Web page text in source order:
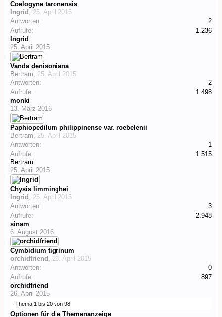
Coelogyne taronensis
Ingrid , 25. April 2015
Antworten:
2
Aufrufe:
1.236
Ingrid
25. April 2015
Vanda denisoniana
Bertram, 25. April 2015
Antworten:
2
Aufrufe:
1.498
monki
13. März 2016
Paphiopedilum philippinense var. roebelenii
Bertram, 25. April 2015
Antworten:
1
Aufrufe:
1.515
Bertram
25. April 2015
Chysis limminghei
Ingrid , 25. April 2015
Antworten:
3
Aufrufe:
2.948
sinam
6. August 2016
Cymbidium tigrinum
orchidfriend , 26. April 2015
Antworten:
0
Aufrufe:
897
orchidfriend
26. April 2015
Thema 1 bis 20 von 98
Optionen für die Themenanzeige